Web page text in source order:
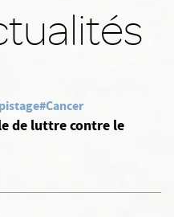
#Cancer
de luttre contre le